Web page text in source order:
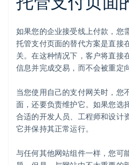
如果您的企业接受线上付款，您
托管支付页面的替代方案是直接
关。在这种情况下，客户将直接
信息并完成交易，而不会被重定
当您使用自己的支付网关时，您
面，还要负责维护它。如果您选
合适的开发人员、工程师和设计
它并保持其正常运行。
与任何其他网站组件一样，您可
阿联酋
English